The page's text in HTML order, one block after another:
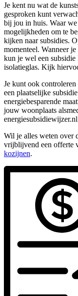
Je kent nu wat de
gesproken kunt
bij jou in huis. Waar
mogelijkheden om te
kijken naar subsidies.
momenteel. Wanneer
kun je wel een
isolatieglas. Kijk
Je kunt ook
een plaatselijke
energiebesparende
jouw woonplaats
Wil je alles weten over
vrijblijvend een offerte
kozijnen.